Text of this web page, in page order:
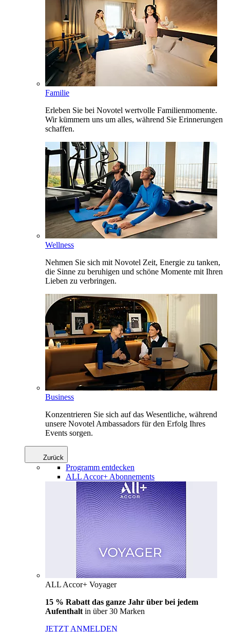
Familie
Erleben Sie bei Novotel wertvolle Familienmomente.
Wir kümmern uns um alles, während Sie Erinnerungen
schaffen.
Wellness
Nehmen Sie sich mit Novotel Zeit, Energie zu tanken,
die Sinne zu beruhigen und schöne Momente mit Ihren
Lieben zu verbringen.
Business
Konzentrieren Sie sich auf das Wesentliche, während
unsere Novotel Ambassadors für den Erfolg Ihres
Events sorgen.
Zurück
Programm entdecken
ALL Accor+ Abonnements
ALL Accor+ Voyager
15 % Rabatt das ganze Jahr über bei jedem
Aufenthalt in über 30 Marken
JETZT ANMELDEN